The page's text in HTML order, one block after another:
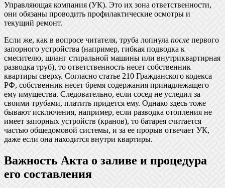
Управляющая компания (УК). Это их зона ответственности,
они обязаны проводить профилактические осмотры и
текущий ремонт.
Если же, как в вопросе читателя, труба лопнула после первого
запорного устройства (например, гибкая подводка к
смесителю, шланг стиральной машины или внутриквартирная
разводка труб), то ответственность несет собственник
квартиры сверху. Согласно статье 210 Гражданского кодекса
РФ, собственник несет бремя содержания принадлежащего
ему имущества. Следовательно, если сосед не уследил за
своими трубами, платить придется ему. Однако здесь тоже
бывают исключения, например, если разводка отопления не
имеет запорных устройств (кранов), то батарея считается
частью общедомовой системы, и за ее прорыв отвечает УК,
даже если она находится внутри квартиры.
Важность Акта о заливе и процедура
его составления